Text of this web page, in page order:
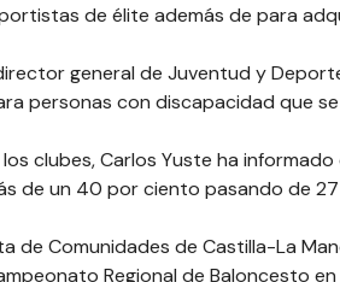
de élite además de para
general de Juventud y
personas con discapacidad que
clubes, Carlos Yuste ha
de un 40 por ciento pasando de
de Comunidades de Castilla-La
Regional de Baloncesto